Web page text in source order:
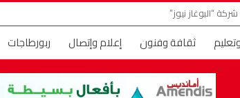
“البوغاز نيوز”
ثقافة وفنون إعلام وإتصال ربورطاجات
وأماني
حديث الصورة البوغاز TV إعلانات